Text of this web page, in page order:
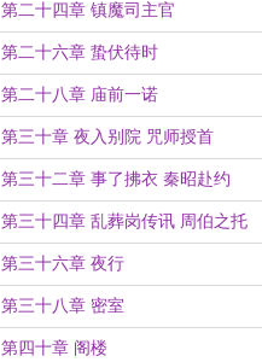
第二十四章 镇魔司主官
第二十六章 蛰伏待时
第二十八章 庙前一诺
第三十章 夜入别院 咒师授首
第三十二章 事了拂衣 秦昭赴约
第三十四章 乱葬岗传讯 周伯之托
第三十六章 夜行
第三十八章 密室
第四十章 阁楼